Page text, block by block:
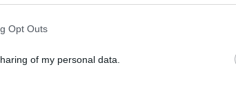
Opt Outs
of my personal data.
tulajdonban van az üzem, de úgy tűnik, ide